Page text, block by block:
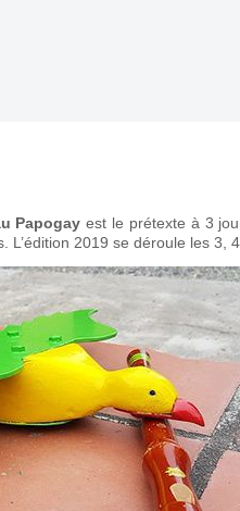
Papogay est le prétexte à 3
2019 se déroule les 3,